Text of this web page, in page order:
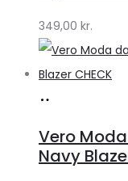
349,00 kr.
Vero
Navy